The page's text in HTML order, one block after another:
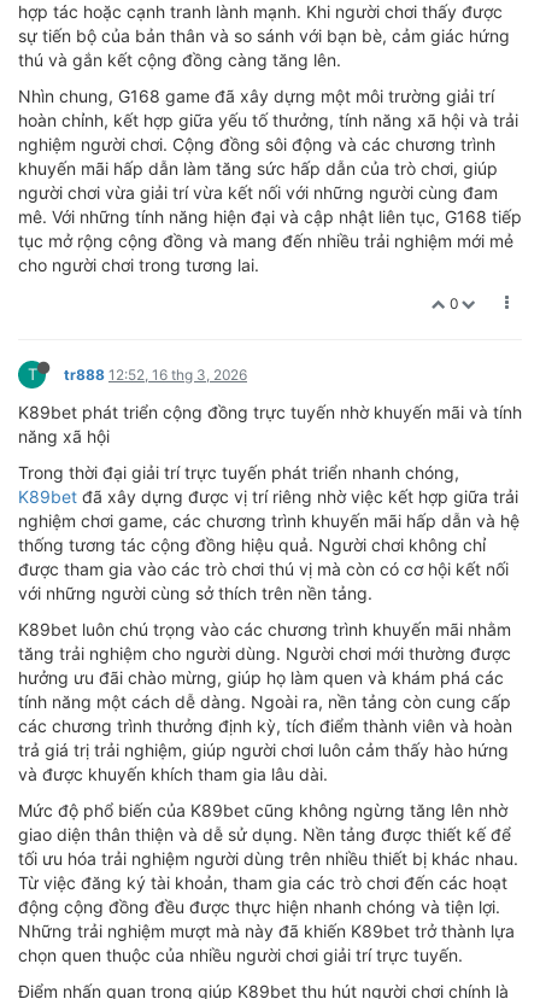
hợp tác hoặc cạnh tranh lành mạnh. Khi người chơi thấy được
sự tiến bộ của bản thân và so sánh với bạn bè, cảm giác hứng
thú và gắn kết cộng đồng càng tăng lên.
Nhìn chung, G168 game đã xây dựng một môi trường giải trí
hoàn chỉnh, kết hợp giữa yếu tố thưởng, tính năng xã hội và trải
nghiệm người chơi. Cộng đồng sôi động và các chương trình
khuyến mãi hấp dẫn làm tăng sức hấp dẫn của trò chơi, giúp
người chơi vừa giải trí vừa kết nối với những người cùng đam
mê. Với những tính năng hiện đại và cập nhật liên tục, G168 tiếp
tục mở rộng cộng đồng và mang đến nhiều trải nghiệm mới mẻ
cho người chơi trong tương lai.
0
T tr888 12:52, 16 thg 3, 2026
K89bet phát triển cộng đồng trực tuyến nhờ khuyến mãi và tính
năng xã hội
Trong thời đại giải trí trực tuyến phát triển nhanh chóng,
K89bet đã xây dựng được vị trí riêng nhờ việc kết hợp giữa trải
nghiệm chơi game, các chương trình khuyến mãi hấp dẫn và hệ
thống tương tác cộng đồng hiệu quả. Người chơi không chỉ
được tham gia vào các trò chơi thú vị mà còn có cơ hội kết nối
với những người cùng sở thích trên nền tảng.
K89bet luôn chú trọng vào các chương trình khuyến mãi nhằm
tăng trải nghiệm cho người dùng. Người chơi mới thường được
hưởng ưu đãi chào mừng, giúp họ làm quen và khám phá các
tính năng một cách dễ dàng. Ngoài ra, nền tảng còn cung cấp
các chương trình thưởng định kỳ, tích điểm thành viên và hoàn
trả giá trị trải nghiệm, giúp người chơi luôn cảm thấy hào hứng
và được khuyến khích tham gia lâu dài.
Mức độ phổ biến của K89bet cũng không ngừng tăng lên nhờ
giao diện thân thiện và dễ sử dụng. Nền tảng được thiết kế để
tối ưu hóa trải nghiệm người dùng trên nhiều thiết bị khác nhau.
Từ việc đăng ký tài khoản, tham gia các trò chơi đến các hoạt
động cộng đồng đều được thực hiện nhanh chóng và tiện lợi.
Những trải nghiệm mượt mà này đã khiến K89bet trở thành lựa
chọn quen thuộc của nhiều người chơi giải trí trực tuyến.
Điểm nhấn quan trọng giúp K89bet thu hút người chơi chính là